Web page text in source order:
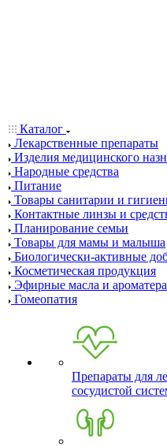
Каталог
Лекарственные препараты
Изделия медицинского
Народные средства
Питание
Товары санитарии и
Контактные линзы и
Планирование семьи
Товары для мамы и малыша
Биологически-активные
Косметическая продукция
Эфирные масла и
Гомеопатия
Препараты для
сосудистой